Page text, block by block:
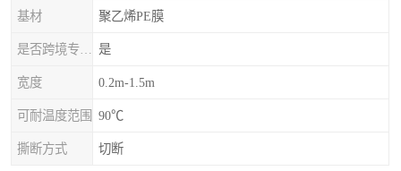
基材 聚乙烯PE膜
是
宽度 0.2m-1.5m
可耐温度范围 90℃
撕断方式 切断